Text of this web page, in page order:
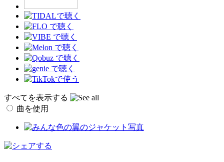
すべてを表示する
曲を使用